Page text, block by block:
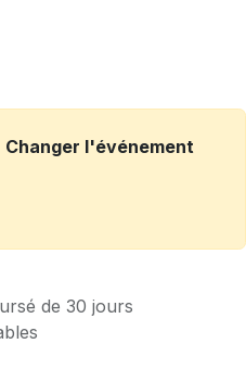
Changer l'événement
de 30 jours